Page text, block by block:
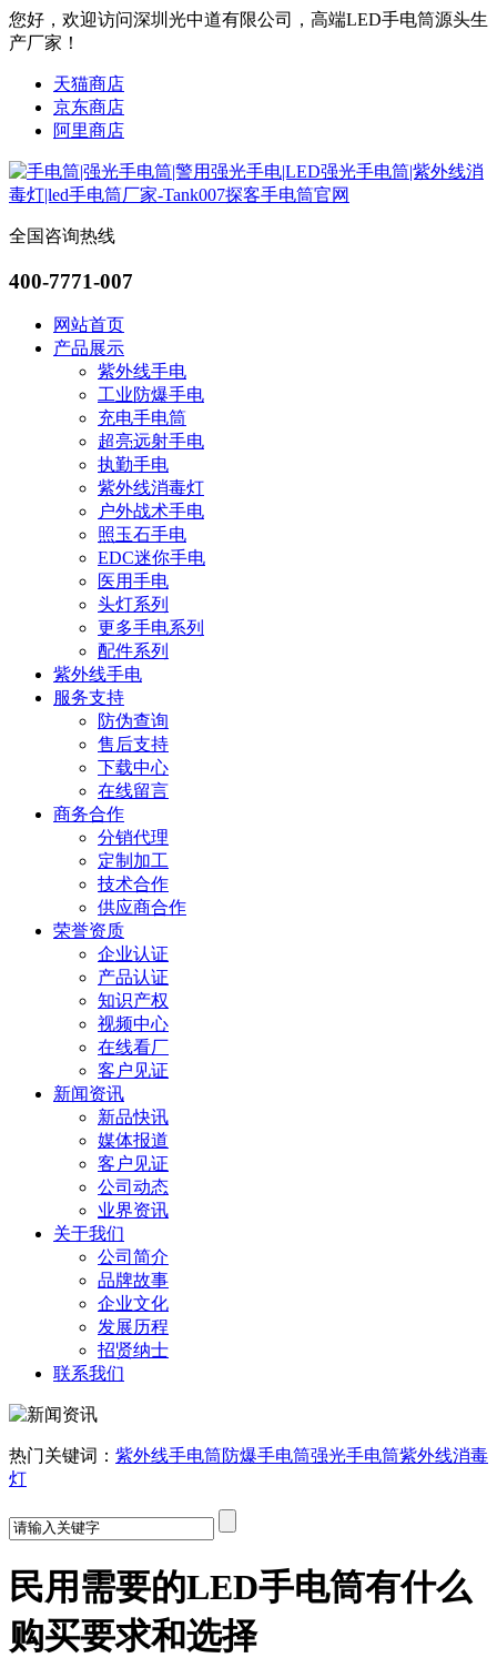
您好，欢迎访问深圳光中道有限公司，高端LED手电筒源头生
产厂家！
天猫商店
京东商店
阿里商店
全国咨询热线
400-7771-007
网站首页
产品展示
紫外线手电
工业防爆手电
充电手电筒
超亮远射手电
执勤手电
紫外线消毒灯
户外战术手电
照玉石手电
EDC迷你手电
医用手电
头灯系列
更多手电系列
配件系列
紫外线手电
服务支持
防伪查询
售后支持
下载中心
在线留言
商务合作
分销代理
定制加工
技术合作
供应商合作
荣誉资质
企业认证
产品认证
知识产权
视频中心
在线看厂
客户见证
新闻资讯
新品快讯
媒体报道
客户见证
公司动态
业界资讯
关于我们
公司简介
品牌故事
企业文化
发展历程
招贤纳士
联系我们
热门关键词： 紫外线手电筒防爆手电筒强光手电筒紫外线消毒
灯
民用需要的LED手电筒有什么
购买要求和选择